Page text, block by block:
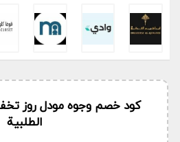
الطلبية